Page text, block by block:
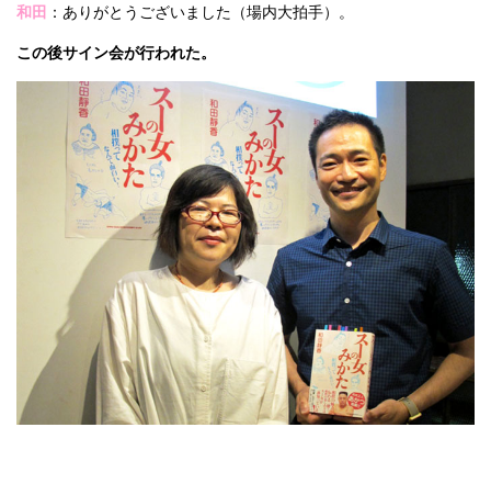
和田 ：ありがとうございました（場内大拍手）。
この後サイン会が行われた。